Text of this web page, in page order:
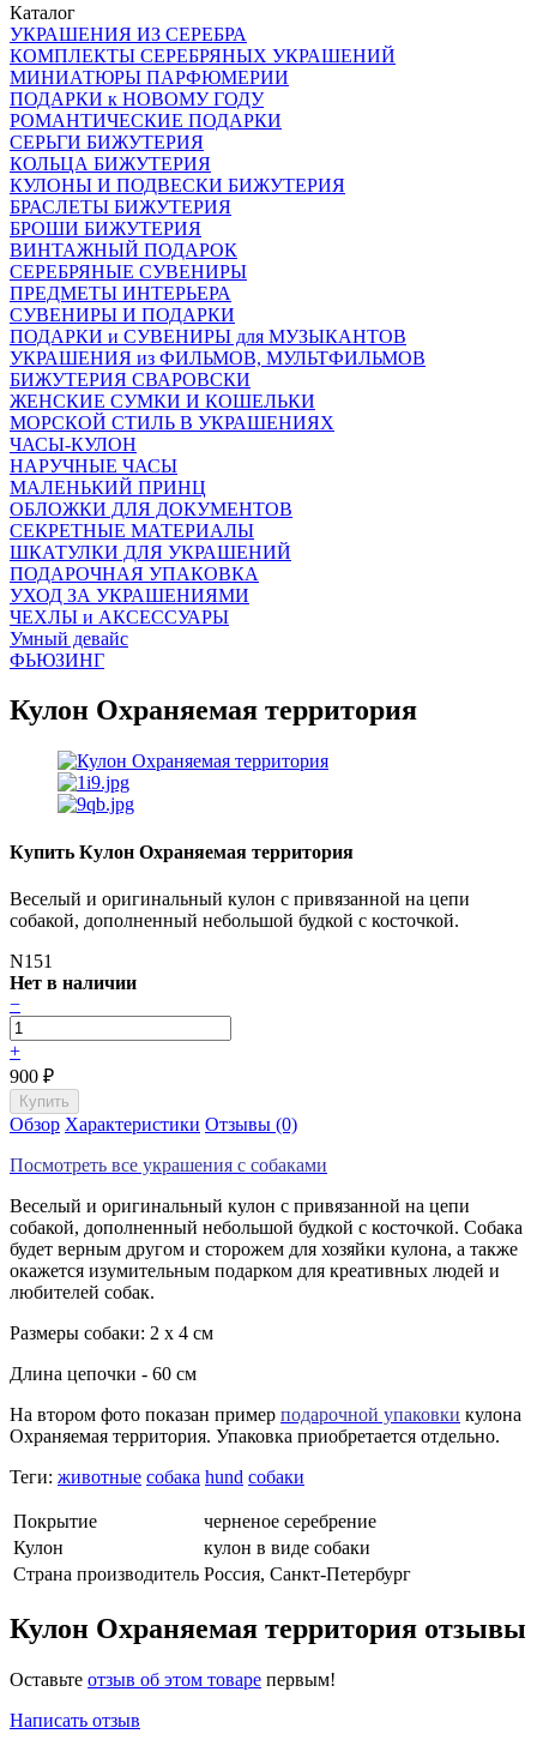
Каталог
УКРАШЕНИЯ ИЗ СЕРЕБРА
КОМПЛЕКТЫ СЕРЕБРЯНЫХ УКРАШЕНИЙ
МИНИАТЮРЫ ПАРФЮМЕРИИ
ПОДАРКИ к НОВОМУ ГОДУ
РОМАНТИЧЕСКИЕ ПОДАРКИ
СЕРЬГИ БИЖУТЕРИЯ
КОЛЬЦА БИЖУТЕРИЯ
КУЛОНЫ И ПОДВЕСКИ БИЖУТЕРИЯ
БРАСЛЕТЫ БИЖУТЕРИЯ
БРОШИ БИЖУТЕРИЯ
ВИНТАЖНЫЙ ПОДАРОК
СЕРЕБРЯНЫЕ СУВЕНИРЫ
ПРЕДМЕТЫ ИНТЕРЬЕРА
СУВЕНИРЫ И ПОДАРКИ
ПОДАРКИ и СУВЕНИРЫ для МУЗЫКАНТОВ
УКРАШЕНИЯ из ФИЛЬМОВ, МУЛЬТФИЛЬМОВ
БИЖУТЕРИЯ СВАРОВСКИ
ЖЕНСКИЕ СУМКИ И КОШЕЛЬКИ
МОРСКОЙ СТИЛЬ В УКРАШЕНИЯХ
ЧАСЫ-КУЛОН
НАРУЧНЫЕ ЧАСЫ
МАЛЕНЬКИЙ ПРИНЦ
ОБЛОЖКИ ДЛЯ ДОКУМЕНТОВ
СЕКРЕТНЫЕ МАТЕРИАЛЫ
ШКАТУЛКИ ДЛЯ УКРАШЕНИЙ
ПОДАРОЧНАЯ УПАКОВКА
УХОД ЗА УКРАШЕНИЯМИ
ЧEХЛЫ и АКСЕССУАРЫ
Умный девайс
ФЬЮЗИНГ
Кулон Охраняемая территория
Купить Кулон Охраняемая территория
Веселый и оригинальный кулон с привязанной на цепи
собакой, дополненный небольшой будкой с косточкой.
N151
Нет в наличии
−
+
900 ₽
Обзор Характеристики Отзывы (0)
Посмотреть все украшения с собаками
Веселый и оригинальный кулон с привязанной на цепи
собакой, дополненный небольшой будкой с косточкой. Собака
будет верным другом и сторожем для хозяйки кулона, а также
окажется изумительным подарком для креативных людей и
любителей собак.
Размеры собаки: 2 х 4 см
Длина цепочки - 60 см
На втором фото показан пример подарочной упаковки кулона
Охраняемая территория. Упаковка приобретается отдельно.
Теги: животные собака hund собаки
Покрытие
черненое серебрение
Кулон
кулон в виде собаки
Страна производитель Россия, Санкт-Петербург
Кулон Охраняемая территория отзывы
Оставьте отзыв об этом товаре первым!
Написать отзыв